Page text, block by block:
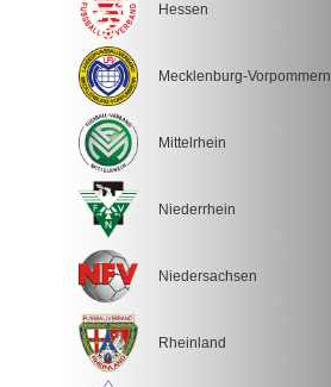
Hessen
Mecklenburg-Vorpommern
Mittelrhein
Niederrhein
Niedersachsen
Rheinland